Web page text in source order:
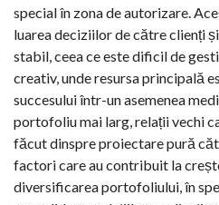
special în zona de autorizare.
luarea deciziilor de către clienți
stabil, ceea ce este dificil de
creativ, unde resursa principală
succesului într-un asemenea
portofoliu mai larg, relații vechi
făcut dinspre proiectare pură
factori care au contribuit la
diversificarea portofoliului, în